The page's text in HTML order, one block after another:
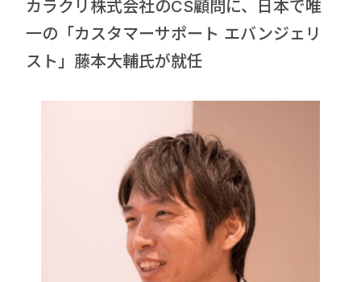
カラクリ株式会社のCS顧問に、日本で唯
一の「カスタマーサポート エバンジェリ
スト」藤本大輔氏が就任